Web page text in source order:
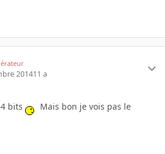
201411 a
bits
Mais bon je vois pas le